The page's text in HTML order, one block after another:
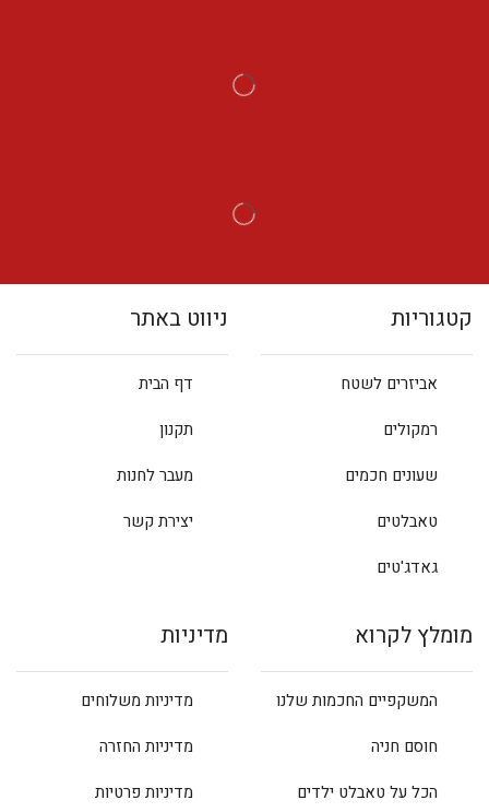
קטגוריות
אביזרים לשטח
רמקולים
שעונים חכמים
טאבלטים
גאדג'טים
ניווט באתר
דף הבית
תקנון
מעבר לחנות
יצירת קשר
מומלץ לקרוא
המשקפיים החכמות שלנו
חוסם חניה
הכל על טאבלט ילדים
מדיניות
מדיניות משלוחים
מדיניות החזרה
מדיניות פרטיות